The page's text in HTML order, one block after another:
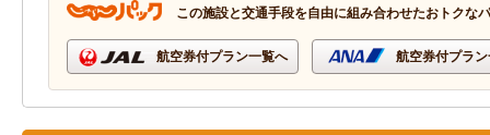
この施設と交通手段を自由に組み合わせたおトクな
航空券付プラン一覧へ 航空券付プラ